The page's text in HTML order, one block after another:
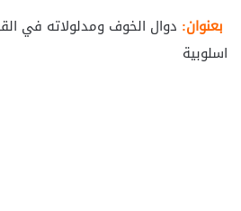
بعنوان: دوال الخوف ومدلولاته في
اسلوبية